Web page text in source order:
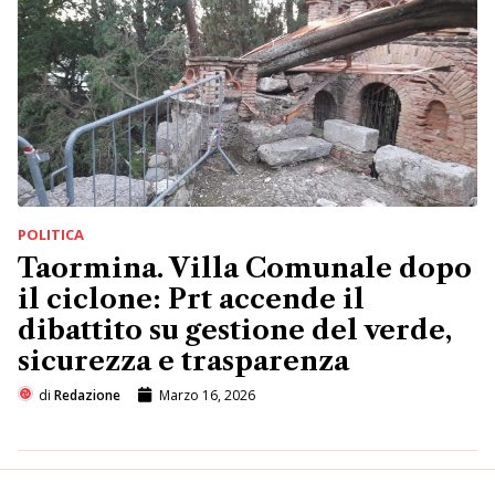
POLITICA
Taormina. Villa Comunale dopo
il ciclone: Prt accende il
dibattito su gestione del verde,
sicurezza e trasparenza
di Redazione Marzo 16, 2026